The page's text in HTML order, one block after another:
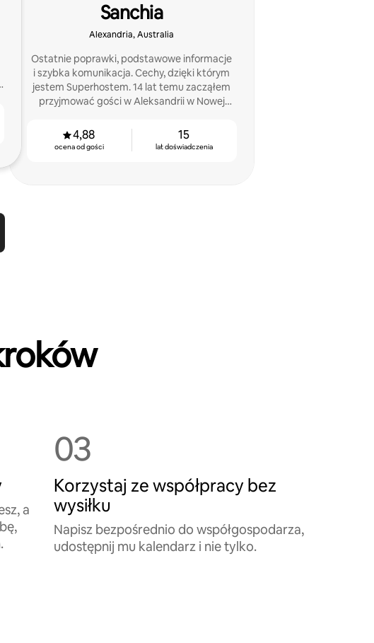
Sanchia
Alexandria, Australia
Ostatnie poprawki, podstawowe informacje
i szybka komunikacja. Cechy, dzięki którym
jestem Superhostem. 14 lat temu zacząłem
przyjmować gości w Aleksandrii w Nowej
4,88
ocena od gości
15
lat doświadczenia
a
03
Korzystaj ze współpracy bez
wysiłku
Napisz bezpośrednio do współgospodarza,
udostępnij mu kalendarz i nie tylko.